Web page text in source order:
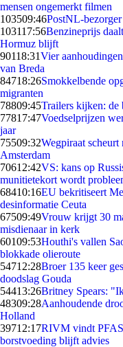
mensen ongemerkt filmen
103509:46PostNL-
103117:56Benzineprijs
Hormuz blijft
90118:31Vier
van Breda
84718:26Smokkelbende
migranten
78809:45Trailers kijken: de
77817:47Voedselprijzen
jaar
75509:32Wegpiraat
Amsterdam
70612:42VS: kans op
munitietekort wordt
68410:16EU bekritiseert
desinformatie Ceuta
67509:49Vrouw krijgt 30
misdienaar in kerk
60109:53Houthi's vallen
blokkade olieroute
54712:28Broer 135 keer
doodslag Gouda
54413:26Britney Spears:
48309:28Aanhoudende
Holland
39712:17RIVM vindt PFAS
borstvoeding blijft advies